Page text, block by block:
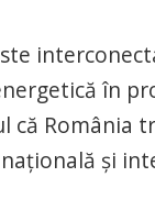
în
România
și